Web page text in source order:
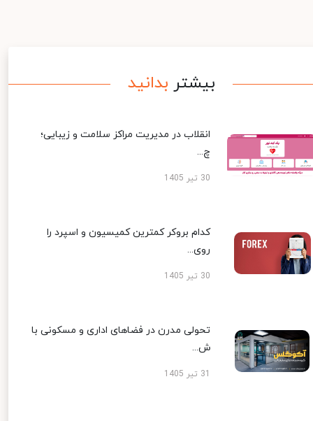
بیشتر بدانید
انقلاب در مدیریت مراکز سلامت و زیبایی؛
چ...
30 تیر 1405
کدام بروکر کمترین کمیسیون و اسپرد را
روی...
30 تیر 1405
تحولی مدرن در فضاهای اداری و مسکونی با
ش...